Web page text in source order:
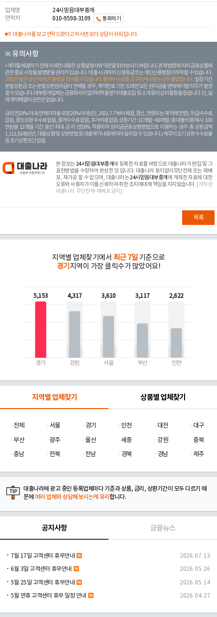
업체명
24시믿음대부중개
연락처
010-9598-3109 통화하기
대출나라를 보고 연락드렸다고 하시면 보다 상담이 쉬워집니다.
※ 유의사항
계약을 체결하기 전에 자세한 내용은 상품설명서와 약관을 읽어보시기 바랍니다. 관계 법령에 따라 금융상품에
관한 중요 사항을 설명받을 권리가 있습니다. 대 출 시 귀하의 신용등급 또는 개인신용평점이 하락할 수 있습니다.
과도한 빚은 당신 에게 큰 불행을 안겨줄 수 있습니다. 중개수수료를 요구하거나 받는 것은 불법입니다. 일정 기간
분할상환금 또는 분할상환원리금이 연체될 경우, 계약만료 기한 도래전 모든 원리금을 변제해야할 의무가 발생
할 수 있습니다. 대부중개업체는 금융회사의 업무위탁을 받아 대출모집 및 소개 등의 섭외 활동을 돕습니다. 단, 실
제 계약체결의 권한은 없습니다.
금리 연20% 이내 (연체이자율 포함 20% 이내) (단, 2021. 7. 7부터 체결, 갱신, 연장되는 계 약에 한함), 취급수수료
없음, 중도상환 수수료 없음, 중개수수료 없음, 추가비용 없음. 상환기간 : 12개월 ~ 60개월 / 총 대출 비용 예시 : 100
만원을 12개월 기간 동안 최대 금 리 연20% 적용하여 원리금균등상환방법으로 이용하는 경우 총 상환금액
1,111,614원 (단, 대출상품 및 상환방법 등 대출계약 내용에 따라 달라질 수 있습니다.) 채무의 조기 상환수수료율
등 조기상환조건 없음.
본 정보는24시믿음대부중개에 등록한 자료를 바탕으로 대출나라가 편집 및 그
표현방법을 수정하여 완성한 것 입니다. 대출나라 동의없이무단전재 또는 재배
포, 재가공 할 수 없으며, 대출나라는24시믿음대부중개 에 게재한 자료에 대한
오류와 사용자가 이를 신뢰하여 취한 조치에대해 책임을 지지않습니다. [저작권
대출나라. 무단전재-재배포 금지]
목록
지역별 업체찾기에서 최근 7일 기준으로
경기 지역이 가장 클릭수가 많았어요!
5,153
경기
4,317
강원
3,610
서울
3,117
부산
2,622
인천
지역별 업체찾기 상품별 업체찾기
전체 서울 경기 인천 대전
대구
부산
광주 울산 세종 강원
충북
충남
전북 전남 경북 경남 제주
대출나라에 광고 중인 등록업체마다 기준과 상품, 금리, 상환기간이 모두 다르기 때
문에 여러 업체와 상담해보시는게 유리합니다.
공지사항 금융뉴스
7월 17일 고객센터 휴무안내 2026. 07. 13
6월 3일 고객센터 휴무안내 2026. 05. 26
5월 25일 고객센터 휴무안내 2026. 05. 14
5월 연휴 고객센터 휴무 일정 안내 2026. 04. 27